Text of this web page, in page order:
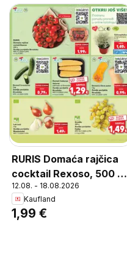
RURIS Domaća rajčica
cocktail Rexoso, 500 g,
Zemlja porijekla
Hrvatska, MPC
4.3.2026=2,49€, (=1 kg
12.08. - 18.08.2026
Kaufland
1,99 €